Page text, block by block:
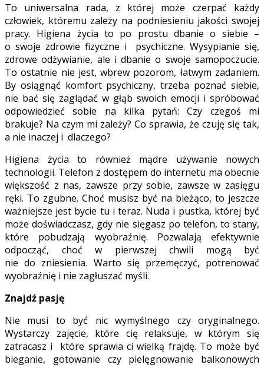
To uniwersalna rada, z której może czerpać każdy
człowiek, któremu zależy na podniesieniu jakości swojej
pracy. Higiena życia to po prostu dbanie o siebie –
o swoje zdrowie fizyczne i psychiczne. Wysypianie się,
zdrowe odżywianie, ale i dbanie o swoje samopoczucie.
To ostatnie nie jest, wbrew pozorom, łatwym zadaniem.
By osiągnąć komfort psychiczny, trzeba poznać siebie,
nie bać się zaglądać w głąb swoich emocji i spróbować
odpowiedzieć sobie na kilka pytań: Czy czegoś mi
brakuje? Na czym mi zależy? Co sprawia, że czuję się tak,
a nie inaczej i dlaczego?
Higiena życia to również mądre używanie nowych
technologii. Telefon z dostępem do internetu ma obecnie
większość z nas, zawsze przy sobie, zawsze w zasięgu
ręki. To zgubne. Choć musisz być na bieżąco, to jeszcze
ważniejsze jest bycie tu i teraz. Nuda i pustka, której być
może doświadczasz, gdy nie sięgasz po telefon, to stany,
które pobudzają wyobraźnię. Pozwalają efektywnie
odpocząć, choć w pierwszej chwili mogą być
nie do zniesienia. Warto się przemęczyć, potrenować
wyobraźnię i nie zagłuszać myśli.
Znajdź pasję
Nie musi to być nic wymyślnego czy oryginalnego.
Wystarczy zajęcie, które cię relaksuje, w którym się
zatracasz i które sprawia ci wielką frajdę. To może być
bieganie, gotowanie czy pielęgnowanie balkonowych